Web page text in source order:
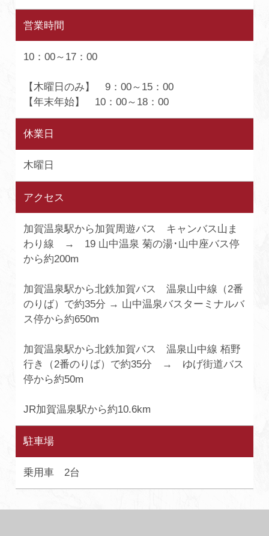
営業時間
10：00～17：00
【木曜日のみ】 9：00～15：00
【年末年始】 10：00～18：00
休業日
木曜日
アクセス
加賀温泉駅から加賀周遊バス キャンバス山ま
わり線 → 19 山中温泉 菊の湯･山中座バス停
から約200m
加賀温泉駅から北鉄加賀バス 温泉山中線（2番
のりば）で約35分 → 山中温泉バスターミナルバ
ス停から約650m
加賀温泉駅から北鉄加賀バス 温泉山中線 栢野
行き（2番のりば）で約35分 → ゆげ街道バス
停から約50m
JR加賀温泉駅から約10.6km
駐車場
乗用車 2台